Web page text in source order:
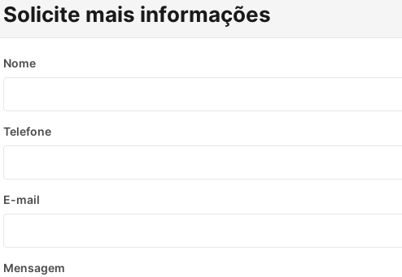
Solicite mais informações
Nome
Telefone
E-mail
Mensagem